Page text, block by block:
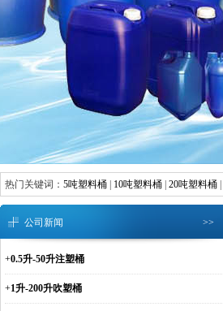
热门关键词： 5吨塑料桶 10吨塑料桶 20吨塑料桶
公司新闻 >>
+0.5升-50升注塑桶
+1升-200升吹塑桶